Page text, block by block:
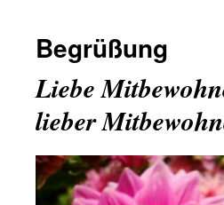
Begrüßung
Liebe
lieber